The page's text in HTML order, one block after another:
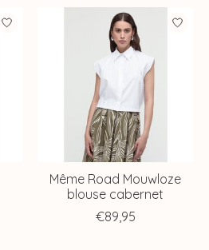
Même Road Mouwloze
blouse cabernet
€89,95